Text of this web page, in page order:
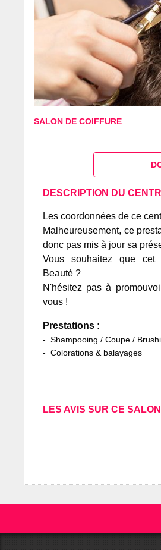
SALON DE COIFFURE
DESCRIPTION DU
Les coordonnées de ce
Malheureusement, ce
donc pas mis à jour sa
Vous souhaitez que cet
Beauté ?
N'hésitez pas à
vous !
Prestations :
Shampooing / Coupe /
Colorations & balayages
LES AVIS SUR CE